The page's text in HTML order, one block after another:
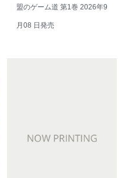
盟のゲーム道 第1巻 2026年9
月08 日発売